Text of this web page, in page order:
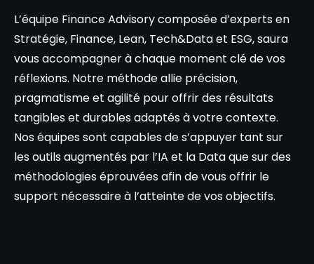
L’équipe Finance Advisory composée d’experts en
Stratégie, Finance, Lean, Tech&Data et ESG, saura
vous accompagner à chaque moment clé de vos
réflexions. Notre méthode allie précision,
pragmatisme et agilité pour offrir des résultats
tangibles et durables adaptés à votre contexte.
Nos équipes sont capables de s’appuyer tant sur
les outils augmentés par l’IA et la Data que sur des
méthodologies éprouvées afin de vous offrir le
support nécessaire à l’atteinte de vos objectifs.